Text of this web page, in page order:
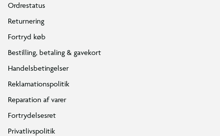
Ordrestatus
Returnering
Fortryd køb
Bestilling, betaling & gavekort
Handelsbetingelser
Reklamationspolitik
Reparation af varer
Fortrydelsesret
Privatlivspolitik